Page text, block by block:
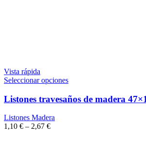
Vista rápida
Seleccionar opciones
Listones travesaños de madera
Listones Madera
1,10 € – 2,67 €